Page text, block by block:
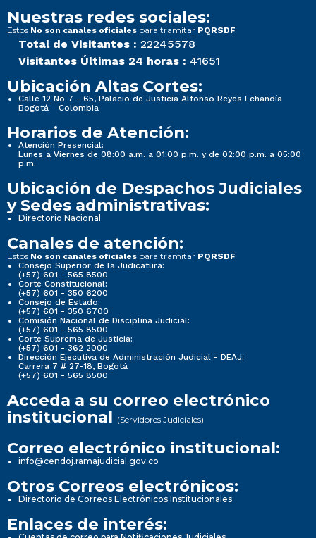
Nuestras redes sociales:
Estos No son canales oficiales para tramitar PQRSDF
Total de Visitantes : 22245578
Visitantes Últimas 24 horas : 41651
Ubicación Altas Cortes:
Calle 12 No 7 - 65, Palacio de Justicia Alfonso Reyes Echandía
Bogotá - Colombia
Horarios de Atención:
Atención Presencial:
Lunes a Viernes de 08:00 a.m. a 01:00 p.m. y de 02:00 p.m. a 05:00
p.m.
Ubicación de Despachos Judiciales
y Sedes administrativas:
Directorio Nacional
Canales de atención:
Estos No son canales oficiales para tramitar PQRSDF
Consejo Superior de la Judicatura:
(+57) 601 - 565 8500
Corte Constitucional:
(+57) 601 - 350 6200
Consejo de Estado:
(+57) 601 - 350 6700
Comisión Nacional de Disciplina Judicial:
(+57) 601 - 565 8500
Corte Suprema de Justicia:
(+57) 601 - 362 2000
Dirección Ejecutiva de Administración Judicial - DEAJ:
Carrera 7 # 27-18, Bogotá
(+57) 601 - 565 8500
Acceda a su correo electrónico
institucional (Servidores Judiciales)
Correo electrónico institucional:
info@cendoj.ramajudicial.gov.co
Otros Correos electrónicos:
Directorio de Correos Electrónicos Institucionales
Enlaces de interés: